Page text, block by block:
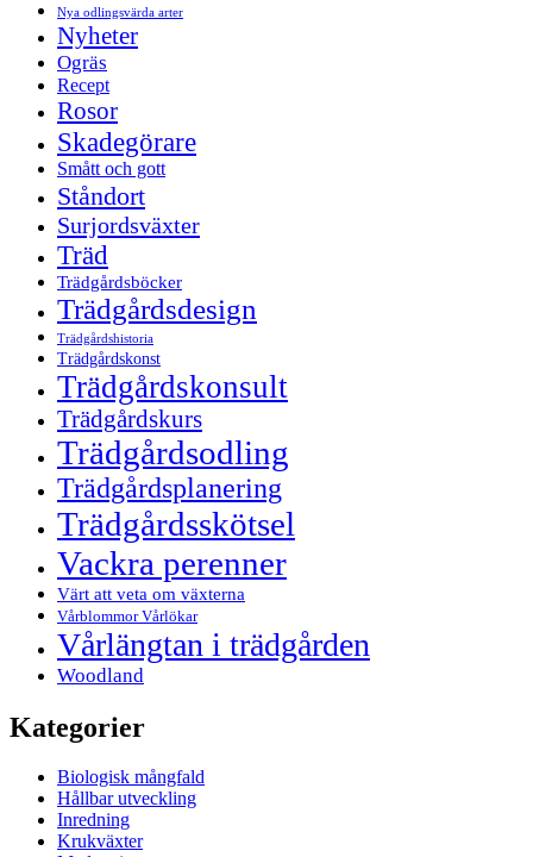
Nya odlingsvärda arter
Nyheter
Ogräs
Recept
Rosor
Skadegörare
Smått och gott
Ståndort
Surjordsväxter
Träd
Trädgårdsböcker
Trädgårdsdesign
Trädgårdshistoria
Trädgårdskonst
Trädgårdskonsult
Trädgårdskurs
Trädgårdsodling
Trädgårdsplanering
Trädgårdsskötsel
Vackra perenner
Värt att veta om växterna
Vårblommor Vårlökar
Vårlängtan i trädgården
Woodland
Kategorier
Biologisk mångfald
Hållbar utveckling
Inredning
Krukväxter